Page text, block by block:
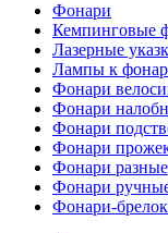
Фонари
Кемпинговые
Лазерные
Лампы к
Фонари
Фонари
Фонари
Фонари
Фонари разные
Фонари
Фонари-